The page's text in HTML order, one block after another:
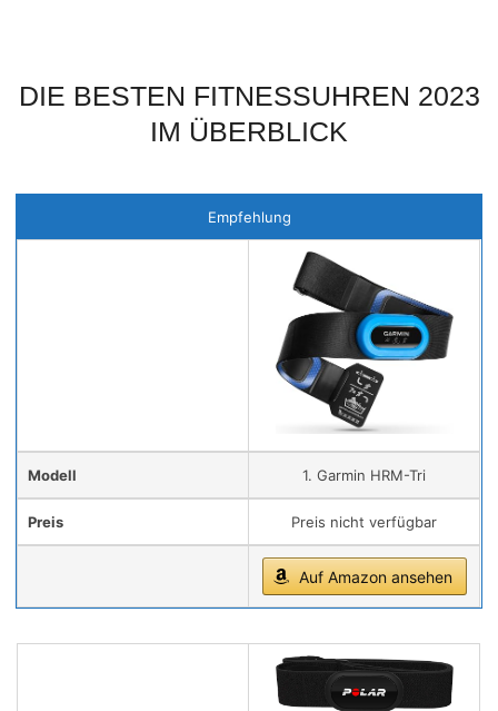
DIE BESTEN FITNESSUHREN 2023
IM ÜBERBLICK
Empfehlung
Modell 1. Garmin HRM-Tri
Preis Preis nicht verfügbar
Auf Amazon ansehen